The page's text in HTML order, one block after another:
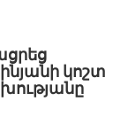
կոշտ